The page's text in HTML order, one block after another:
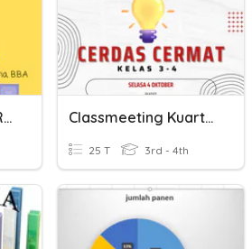
B.ARAB TEM 06 MUROJA'AH KUARTAL II Classmeeting Kuartal I Tahun 2022
25 T 3rd - 4th